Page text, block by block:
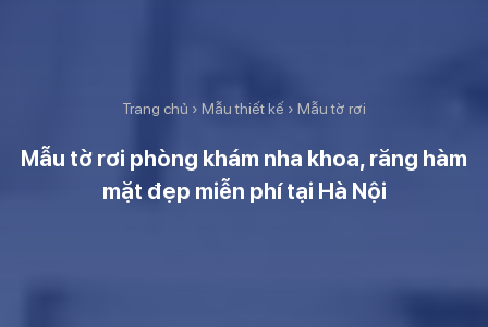
Trang chủ › Mẫu thiết kế › Mẫu tờ rơi
Mẫu tờ rơi phòng khám nha khoa, răng hàm
mặt đẹp miễn phí tại Hà Nội